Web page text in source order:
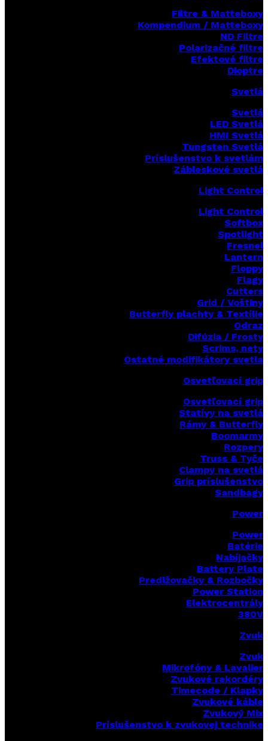
Filtre & Matteboxy
Kompendium / Matteboxy
ND Filtre
Polarizačné filtre
Efektové filtre
Dioptre
Svetlá
Svetlá
LED Svetlá
HMI Svetlá
Tungsten Svetlá
Príslušenstvo k svetlám
Zábleskové svetlá
Light Control
Light Control
Softbox
Spotlight
Fresnel
Lantern
Floppy
Flagy
Cutters
Grid / Voštiny
Butterfly plachty & Textílie
Odraz
Difúzia / Frosty
Scrims, nety
Ostatné modifikátory svetla
Osvetľovací grip
Osvetľovací grip
Statívy na svetlá
Rámy & Butterfly
Boomarmy
Rozpery
Truss & Tyče
Clampy na svetlá
Grip príslušenstvo
Sandbagy
Power
Power
Batérie
Nabíjačky
Battery Plate
Predlžovačky & Rozbočky
Power Station
Elektrocentrály
380V
Zvuk
Zvuk
Mikrofóny & Lavalier
Zvukové rekordéry
Timecode / Klapky
Zvukové káble
Zvukový Mix
Príslušenstvo k zvukovej technike